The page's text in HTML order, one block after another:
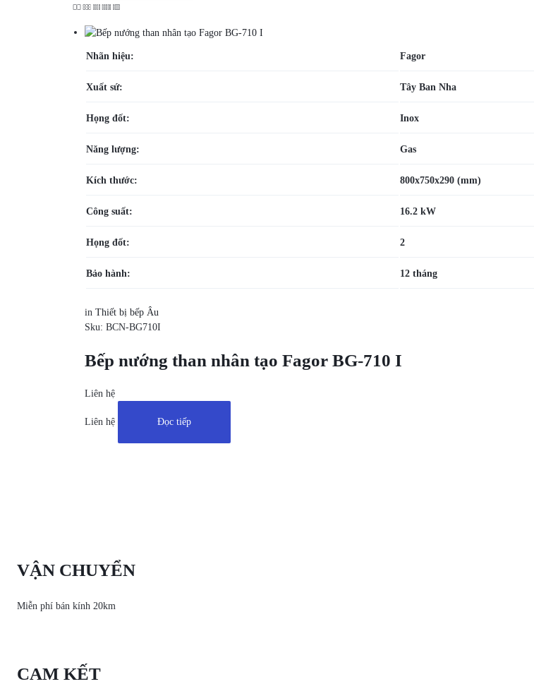
Nhãn hiệu: Fagor
Xuất sứ: Tây Ban Nha
Họng đốt: Inox
Năng lượng: Gas
Kích thước: 800x750x290 (mm)
Công suất: 16.2 kW
Họng đốt: 2
Bảo hành: 12 tháng
in Thiết bị bếp Âu
Sku:BCN-BG710I
Bếp nướng than nhân tạo Fagor BG-710 I
Liên hệ
Liên hệ Đọc tiếp
VẬN CHUYỂN
Miễn phí bán kính 20km
CAM KẾT